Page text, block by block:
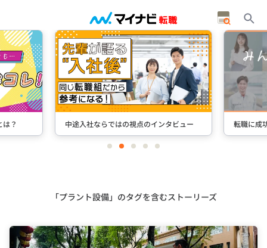
中途入社ならではの視点のインタビュー 転職に成功し
itemitemitemitemitem
「プラント設備」のタグを含むストーリーズ